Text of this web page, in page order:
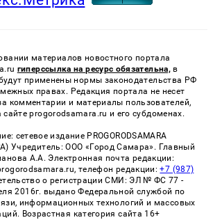
материалов новостного портала
гиперссылка на ресурс обязательна, в
применены нормы законодательства РФ
правах. Редакция портала не несет
комментарии и материалы пользователей,
progorodsamara.ru и его субдоменах.
сетевое издание PROGORODSAMARA
Учредитель: ООО «Город Самара». Главный
А.А. Электронная почта редакции:
телефон редакции:+7 (987)
о регистрации СМИ: ЭЛ № ФС 77 -
2016г. выдано Федеральной службой по
информационных технологий и массовых
Возрастная категория сайта 16+